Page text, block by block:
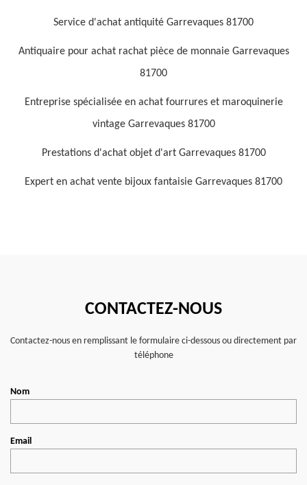
Service d'achat antiquité Garrevaques 81700
Antiquaire pour achat rachat pièce de monnaie Garrevaques
81700
Entreprise spécialisée en achat fourrures et maroquinerie
vintage Garrevaques 81700
Prestations d'achat objet d'art Garrevaques 81700
Expert en achat vente bijoux fantaisie Garrevaques 81700
CONTACTEZ-NOUS
Contactez-nous en remplissant le formulaire ci-dessous ou directement par
téléphone
Nom
Email